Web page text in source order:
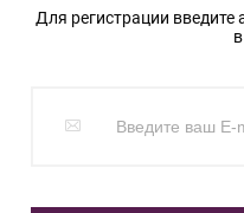
Для регистрации